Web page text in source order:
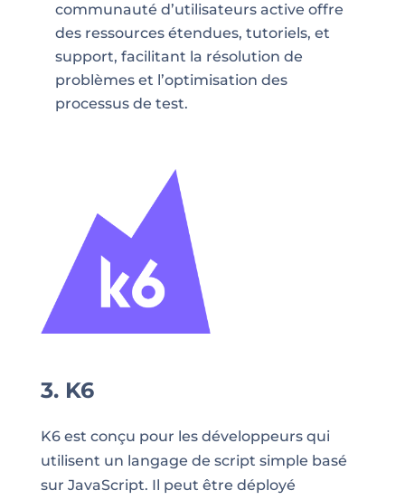
communauté d’utilisateurs active offre
des ressources étendues, tutoriels, et
support, facilitant la résolution de
problèmes et l’optimisation des
processus de test.
3. K6
K6 est conçu pour les développeurs qui
utilisent un langage de script simple basé
sur JavaScript. Il peut être déployé